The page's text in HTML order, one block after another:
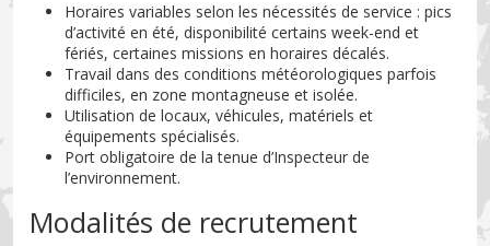
Horaires variables selon les nécessités de service : pics
d’activité en été, disponibilité certains week-end et
fériés, certaines missions en horaires décalés.
Travail dans des conditions météorologiques parfois
difficiles, en zone montagneuse et isolée.
Utilisation de locaux, véhicules, matériels et
équipements spécialisés.
Port obligatoire de la tenue d’Inspecteur de
l’environnement.
Modalités de recrutement